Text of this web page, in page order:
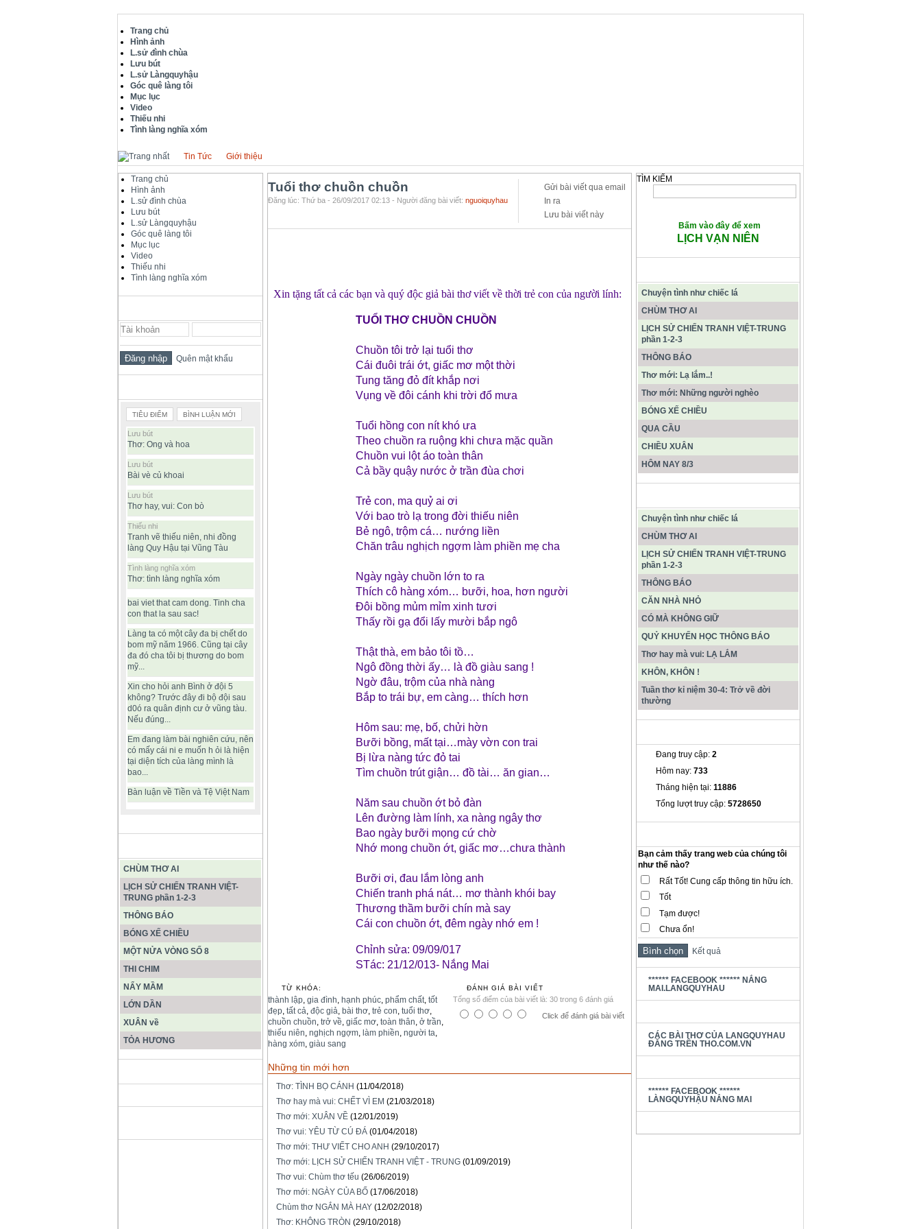
Trang chủ
Hình ảnh
L.sử đình chùa
Lưu bút
L.sử Làngquyhậu
Góc quê làng tôi
Mục lục
Video
Thiếu nhi
Tình làng nghĩa xóm
Tin Tức Giới thiệu
Trang chủ
Hình ảnh
L.sử đình chùa
Lưu bút
L.sử Làngquyhậu
Góc quê làng tôi
Mục lục
Video
Thiếu nhi
Tình làng nghĩa xóm
Quên mật khẩu
TIÊU ĐIỂM BÌNH LUẬN MỚI
Lưu bút
Thơ: Ong và hoa
Lưu bút
Bài vè củ khoai
Lưu bút
Thơ hay, vui: Con bò
Thiếu nhi
Tranh vẽ thiếu niên, nhi đồng
làng Quy Hậu tại Vũng Tàu
Tình làng nghĩa xóm
Thơ: tình làng nghĩa xóm
bai viet that cam dong. Tinh cha
con that la sau sac!
Làng ta có một cây đa bị chết do
bom mỹ năm 1966. Cũng tại cây
đa đó cha tôi bị thương do bom
mỹ...
Xin cho hỏi anh Bình ở đội 5
không? Trước đây đi bộ đội sau
d0ó ra quân định cư ở vũng tàu.
Nếu đúng...
Em đang làm bài nghiên cứu, nên
có mấy cái ni e muốn h ỏi là hiện
tại diện tích của làng mình là
bao...
Bàn luận về Tiền và Tệ Việt Nam
CHÙM THƠ AI
LỊCH SỬ CHIẾN TRANH VIỆT-
TRUNG phần 1-2-3
THÔNG BÁO
BÓNG XẾ CHIỀU
MỘT NỬA VÒNG SỐ 8
THI CHIM
NẨY MẦM
LỚN DẦN
XUÂN về
TỎA HƯƠNG
Gửi bài viết qua email
In ra
Lưu bài viết này
Tuổi thơ chuồn chuồn
Đăng lúc: Thứ ba - 26/09/2017 02:13 - Người đăng bài viết: nguoiquyhau
Xin tặng tất cả các bạn và quý độc giả bài thơ viết về thời trẻ con của người lính:
TUỔI THƠ CHUỒN CHUỒN
Chuồn tôi trở lại tuổi thơ
Cái đuôi trái ớt, giấc mơ một thời
Tung tăng đỏ đít khắp nơi
Vụng về đôi cánh khi trời đổ mưa
Tuổi hồng con nít khó ưa
Theo chuồn ra ruộng khi chưa mặc quần
Chuồn vui lột áo toàn thân
Cả bầy quậy nước ở trần đùa chơi
Trẻ con, ma quỷ ai ơi
Với bao trò lạ trong đời thiếu niên
Bẻ ngô, trộm cá… nướng liền
Chăn trâu nghịch ngợm làm phiền mẹ cha
Ngày ngày chuồn lớn to ra
Thích cô hàng xóm… bưỡi, hoa, hơn người
Đôi bồng mủm mỉm xinh tươi
Thấy rồi gạ đổi lấy mười bắp ngô
Thật thà, em bảo tôi tồ…
Ngô đồng thời ấy… là đồ giàu sang !
Ngờ đâu, trộm của nhà nàng
Bắp to trái bự, em càng… thích hơn
Hôm sau: mẹ, bố, chửi hờn
Bưỡi bồng, mất tại…mày vờn con trai
Bị lừa nàng tức đỏ tai
Tìm chuồn trút giận… đồ tài… ăn gian…
Năm sau chuồn ớt bỏ đàn
Lên đường làm lính, xa nàng ngây thơ
Bao ngày bưỡi mọng cứ chờ
Nhớ mong chuồn ớt, giấc mơ…chưa thành
Bưỡi ơi, đau lắm lòng anh
Chiến tranh phá nát… mơ thành khói bay
Thương thầm bưỡi chín mà say
Cái con chuồn ớt, đêm ngày nhớ em !
Chỉnh sửa: 09/09/017
STác: 21/12/013- Nắng Mai
TỪ KHÓA:
thành lập, gia đình, hạnh phúc, phẩm chất, tốt
đẹp, tất cả, độc giả, bài thơ, trẻ con, tuổi thơ,
chuồn chuồn, trở về, giấc mơ, toàn thân, ở trần,
thiếu niên, nghịch ngợm, làm phiền, người ta,
hàng xóm, giàu sang
ĐÁNH GIÁ BÀI VIẾT
Tổng số điểm của bài viết là: 30 trong 6 đánh giá
Click để đánh giá bài viết
Những tin mới hơn
Thơ: TÌNH BỌ CÁNH (11/04/2018)
Thơ hay mà vui: CHẾT VÌ EM (21/03/2018)
Thơ mới: XUÂN VỀ (12/01/2019)
Thơ vui: YÊU TỪ CÚ ĐÁ (01/04/2018)
Thơ mới: THƯ VIẾT CHO ANH (29/10/2017)
Thơ mới: LỊCH SỬ CHIẾN TRANH VIỆT - TRUNG (01/09/2019)
Thơ vui: Chùm thơ tếu (26/06/2019)
Thơ mới: NGÀY CỦA BỐ (17/06/2018)
Chùm thơ NGẮN MÀ HAY (12/02/2018)
Thơ: KHÔNG TRÒN (29/10/2018)
TÌM KIẾM
Bấm vào đây để xem
LỊCH VẠN NIÊN
Chuyện tình như chiếc lá
CHÙM THƠ AI
LỊCH SỬ CHIẾN TRANH VIỆT-TRUNG
phần 1-2-3
THÔNG BÁO
Thơ mới: Lạ lắm..!
Thơ mới: Những người nghèo
BÓNG XẾ CHIỀU
QUA CẦU
CHIỀU XUÂN
HÔM NAY 8/3
Chuyện tình như chiếc lá
CHÙM THƠ AI
LỊCH SỬ CHIẾN TRANH VIỆT-TRUNG
phần 1-2-3
THÔNG BÁO
CĂN NHÀ NHỎ
CÓ MÀ KHÔNG GIỮ
QUỶ KHUYẾN HỌC THÔNG BÁO
Thơ hay mà vui: LẠ LẮM
KHÔN, KHÔN !
Tuần thơ kỉ niệm 30-4: Trở về đời
thường
Đang truy cập: 2
Hôm nay: 733
Tháng hiện tại: 11886
Tổng lượt truy cập: 5728650
Bạn cảm thấy trang web của chúng tôi
như thế nào?
Rất Tốt! Cung cấp thông tin hữu ích.
Tốt
Tạm được!
Chưa ổn!
Kết quả
****** FACEBOOK ****** NẮNG
MAI.LANGQUYHAU
CÁC BÀI THƠ CỦA LANGQUYHAU
ĐĂNG TRÊN THO.COM.VN
****** FACEBOOK ******
LÀNGQUYHẬU NẮNG MAI